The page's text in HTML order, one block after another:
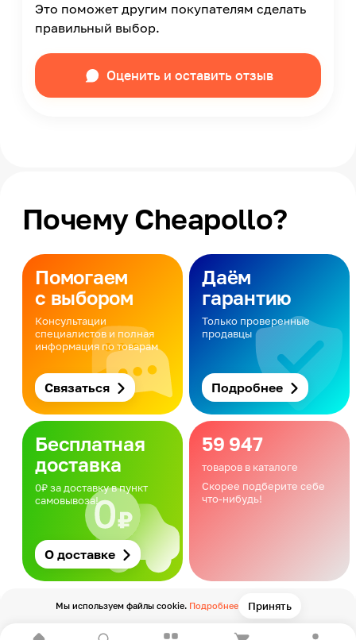
Это поможет другим покупателям сделать
правильный выбор.
Оценить и оставить отзыв
Почему Cheapollo?
Помогаем
с выбором
Консультации
специалистов и полная
информация по товарам
Связаться
Даём
гарантию
Только проверенные
продавцы
Подробнее
Бесплатная
доставка
0₽ за доставку в пункт
самовывоза!
О доставке
59 947
товаров в каталоге
Скорее подберите себе
что-нибудь!
Мы используем файлы cookie. Подробнее Принять